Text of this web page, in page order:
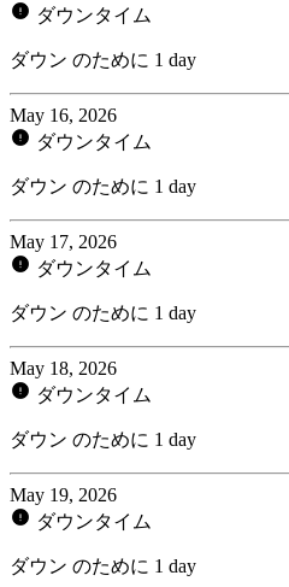
ダウンタイム
ダウン のために 1 day
May 16, 2026
ダウンタイム
ダウン のために 1 day
May 17, 2026
ダウンタイム
ダウン のために 1 day
May 18, 2026
ダウンタイム
ダウン のために 1 day
May 19, 2026
ダウンタイム
ダウン のために 1 day